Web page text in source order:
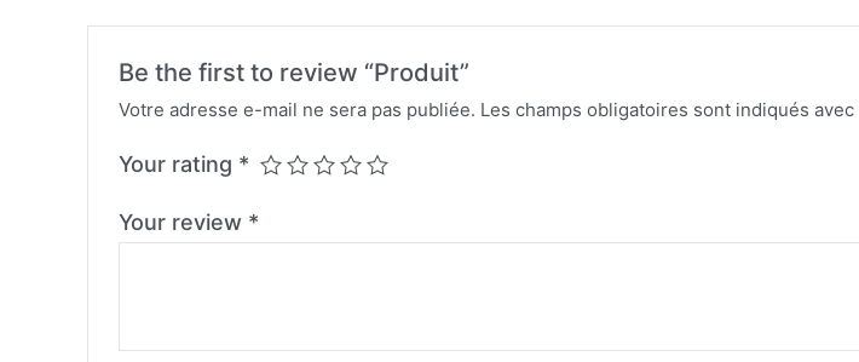
Be the first to review “Produit”
Votre adresse e-mail ne sera pas publiée. Les champs obligatoires sont indiqués avec
Your rating *
Your review *